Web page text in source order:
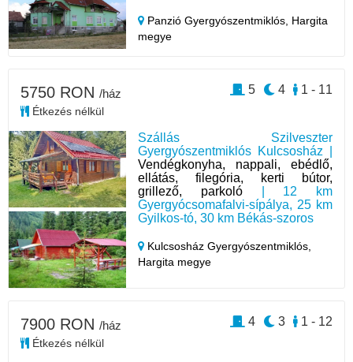
Panzió Gyergyószentmiklós, Hargita
megye
Szállás Szilveszter
Gyergyószentmiklós Kulcsosház |
Vendégkonyha, nappali, ebédlő,
ellátás, filegória, kerti bútor,
grillező, parkoló| 12 km
Gyergyócsomafalvi-sípálya, 25 km
Gyilkos-tó, 30 km Békás-szoros
Kulcsosház Gyergyószentmiklós,
Hargita megye
5750 RON /ház
Étkezés nélkül
1 - 11
4
5
7900 RON /ház
Étkezés nélkül
1 - 12
3
4